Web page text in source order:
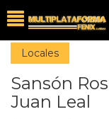
Locales
Sansón
Juan Leal